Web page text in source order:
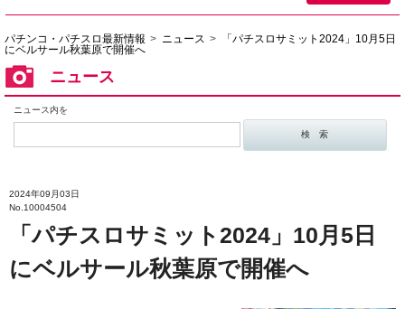
パチンコ・パチスロ最新情報 ニュース
「パチスロサミット2024」10月5日
にベルサール秋葉原で開催へ
ニュース
ニュース内を
2024年09月03日
No.10004504
「パチスロサミット2024」10月5日
にベルサール秋葉原で開催へ